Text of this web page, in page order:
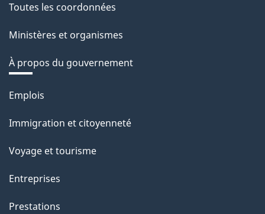
Toutes les coordonnées
Ministères et organismes
À propos du gouvernement
Thèmes
sujets
Emplois
Immigration et citoyenneté
Voyage et tourisme
Entreprises
Prestations